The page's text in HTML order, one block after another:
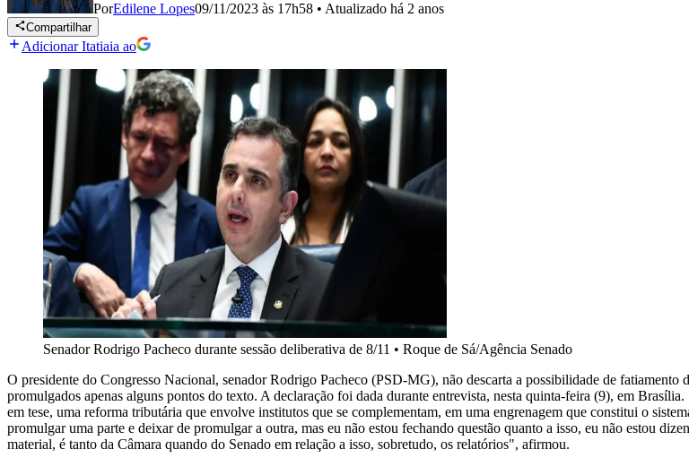
PorEdilene Lopes09/11/2023 às 17h58 • Atualizado há 2 anos
Compartilhar
Adicionar Itatiaia ao
Senador Rodrigo Pacheco durante sessão deliberativa de 8/11 • Roque de Sá/Agência Senado
O presidente do Congresso Nacional, senador Rodrigo Pacheco (PSD-MG), não descarta a possibilidade de
promulgados apenas alguns pontos do texto. A declaração foi dada durante entrevista, nesta quinta-feira (9), em
em tese, uma reforma tributária que envolve institutos que se complementam, em uma engrenagem que constitui o
promulgar uma parte e deixar de promulgar a outra, mas eu não estou fechando questão quanto a isso, eu não estou
material, é tanto da Câmara quando do Senado em relação a isso, sobretudo, os relatórios", afirmou.